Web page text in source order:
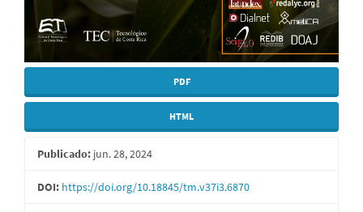
PDF
HTML
Publicado: jun. 28, 2024
DOI: https://doi.org/10.18845/tm.v37i3.6870